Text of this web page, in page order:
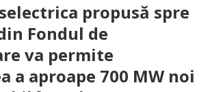
propusă spre
Fondul de
va permite
a aproape 700 MW noi